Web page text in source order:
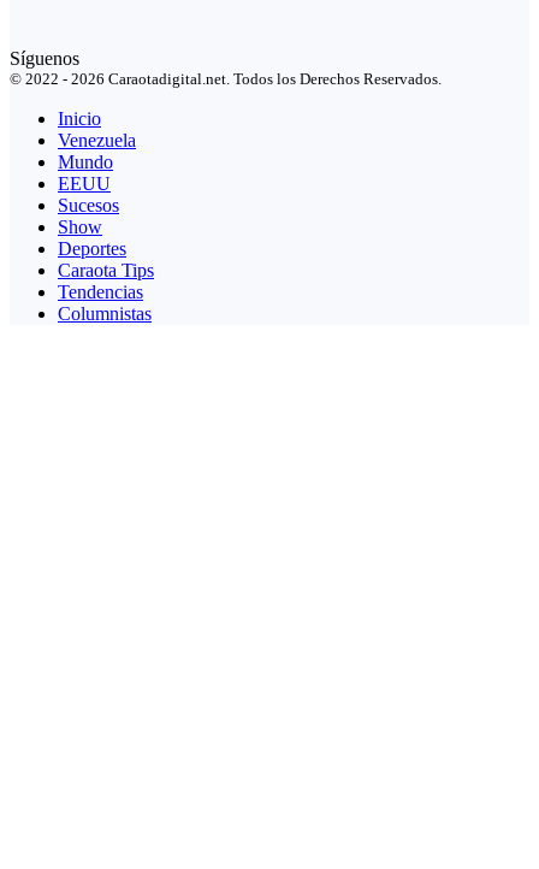
Síguenos
© 2022 - 2026 Caraotadigital.net. Todos los Derechos Reservados.
Inicio
Venezuela
Mundo
EEUU
Sucesos
Show
Deportes
Caraota Tips
Tendencias
Columnistas